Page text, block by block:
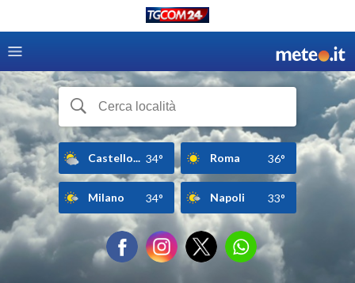
Castello... 34° Roma 36°
Milano 34° Napoli 33°